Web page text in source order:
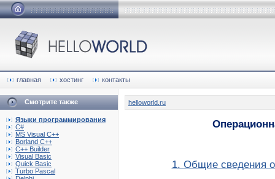
главная хостинг контакты
Смотрите также
Языки программирования
C#
MS Visual C++
Borland C++
C++ Builder
Visual Basic
Quick Basic
Turbo Pascal
helloworld.ru
1. Общие сведения